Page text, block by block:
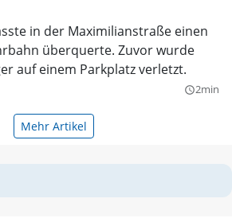
in der Maximilianstraße einen
überquerte. Zuvor wurde
auf einem Parkplatz verletzt.
query_builder2min
Mehr Artikel